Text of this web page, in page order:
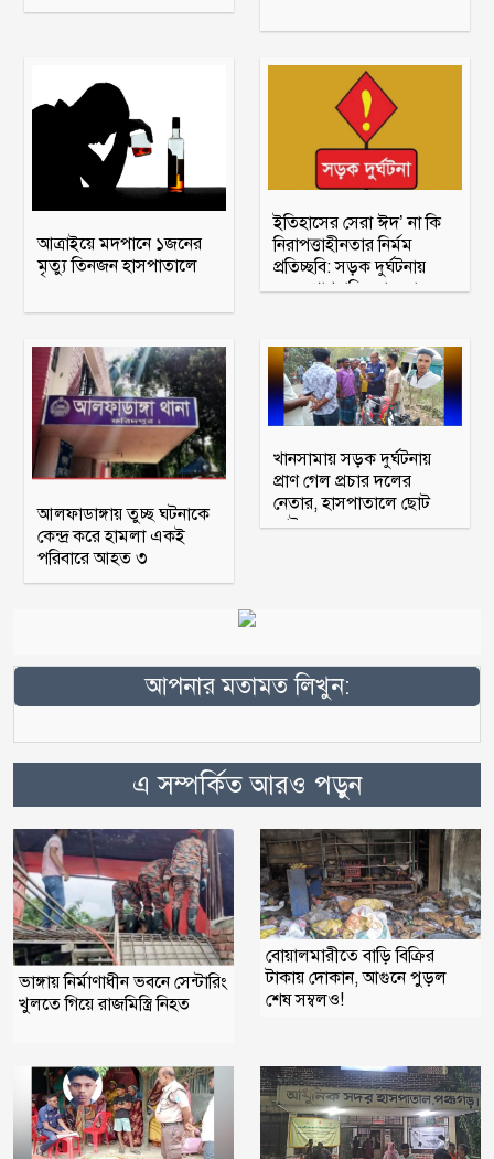
আত্রাইয়ে মদপানে ১জনের
মৃত্যু তিনজন হাসপাতালে
ইতিহাসের সেরা ঈদ’ না কি
নিরাপত্তাহীনতার নির্মম
প্রতিচ্ছবি: সড়ক দুর্ঘটনায়
২৭৪ প্রাণহানির দায় কা
আলফাডাঙ্গায় তুচ্ছ ঘটনাকে
কেন্দ্র করে হামলা একই
পরিবারে আহত ৩
খানসামায় সড়ক দুর্ঘটনায়
প্রাণ গেল প্রচার দলের
নেতার, হাসপাতালে ছোট
ভাই
আপনার মতামত লিখুন:
এ সম্পর্কিত আরও পড়ুন
ভাঙ্গায় নির্মাণাধীন ভবনে সেন্টারিং
খুলতে গিয়ে রাজমিস্ত্রি নিহত
বোয়ালমারীতে বাড়ি বিক্রির
টাকায় দোকান, আগুনে পুড়ল
শেষ সম্বলও!